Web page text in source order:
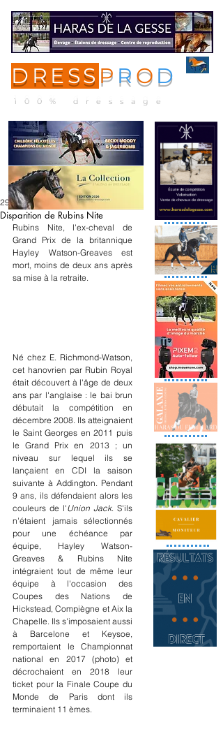
DRESS P R O D
100% dressage
Disparition de Rubins Nite
29 oct. 2025
Rubins Nite, l'ex-cheval de
Grand Prix de la britannique
Hayley Watson-Greaves est
mort, moins de deux ans après
sa mise à la retraite.
Né chez E. Richmond-Watson,
cet hanovrien par Rubin Royal
était découvert à l'âge de deux
ans par l'anglaise : le bai brun
débutait la compétition en
décembre 2008. Ils atteignaient
le Saint Georges en 2011 puis
le Grand Prix en 2013 ; un
niveau sur lequel ils se
lançaient en CDI la saison
suivante à Addington. Pendant
9 ans, ils défendaient alors les
couleurs de l'Union Jack. S'ils
n'étaient jamais sélectionnés
pour une échéance par
équipe, Hayley Watson-
Greaves & Rubins Nite
intégraient tout de même leur
équipe à l'occasion des
Coupes des Nations de
Hickstead, Compiègne et Aix la
Chapelle. Ils s'imposaient aussi
à Barcelone et Keysoe,
remportaient le Championnat
national en 2017 (photo) et
décrochaient en 2018 leur
ticket pour la Finale Coupe du
Monde de Paris dont ils
terminaient 11 èmes.